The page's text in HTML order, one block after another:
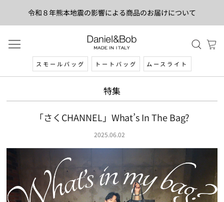
令和８年熊本地震の影響による商品のお届けについて
スモールバッグ トートバッグ ムースライト
特集
「さくCHANNEL」What’s In The Bag?
2025.06.02